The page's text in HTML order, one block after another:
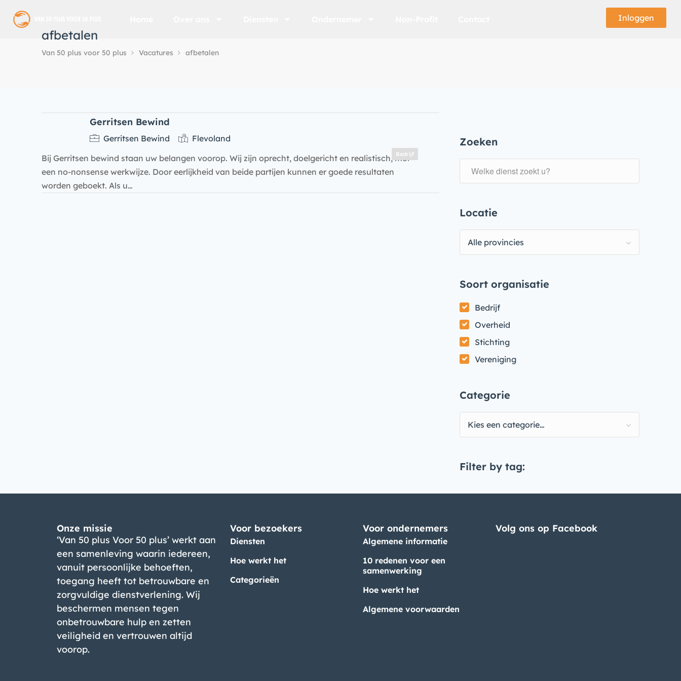
Inloggen
afbetalen
Van 50 plus voor 50 plus Vacatures afbetalen
Zoeken
Locatie
Alle provincies
Soort organisatie
Bedrijf
Overheid
Stichting
Vereniging
Categorie
Kies een categorie…
Filter by tag:
Gerritsen Bewind
Bedrijf
Gerritsen Bewind
Flevoland
Bij Gerritsen bewind staan uw belangen voorop. Wij zijn oprecht, doelgericht en realistisch, met
een no-nonsense werkwijze. Door eerlijkheid van beide partijen kunnen er goede resultaten
worden geboekt. Als u…
Onze missie
‘Van 50 plus Voor 50 plus’ werkt aan
een samenleving waarin iedereen,
vanuit persoonlijke behoeften,
toegang heeft tot betrouwbare en
zorgvuldige dienstverlening. Wij
beschermen mensen tegen
onbetrouwbare hulp en zetten
veiligheid en vertrouwen altijd
voorop.
Voor bezoekers
Diensten
Hoe werkt het
Categorieën
Voor ondernemers
Algemene informatie
10 redenen voor een
samenwerking
Hoe werkt het
Algemene voorwaarden
Volg ons op Facebook